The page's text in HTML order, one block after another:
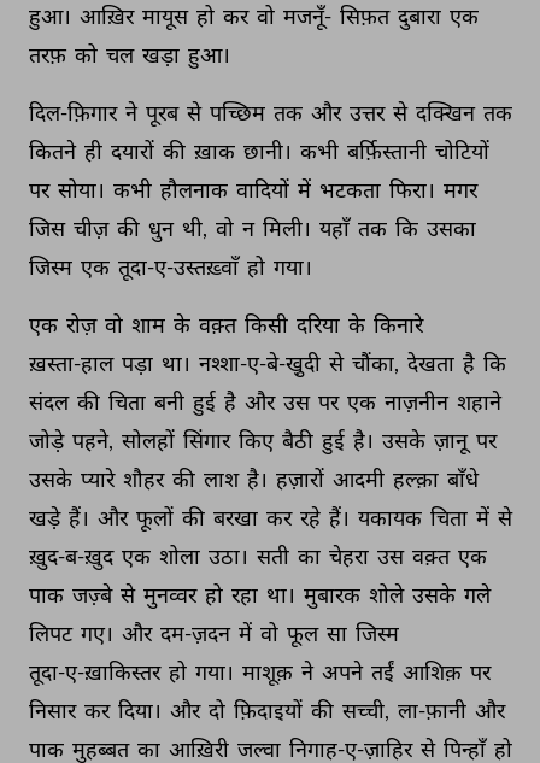
हुआ। आख़िर मायूस हो कर वो मजनूँ- सिफ़त दुबारा एक
तरफ़ को चल खड़ा हुआ।
दिल-फ़िगार ने पूरब से पच्छिम तक और उत्तर से दक्खिन तक
कितने ही दयारों की ख़ाक छानी। कभी बर्फ़िस्तानी चोटियों
पर सोया। कभी हौलनाक वादियों में भटकता फिरा। मगर
जिस चीज़ की धुन थी, वो न मिली। यहाँ तक कि उसका
जिस्म एक तूदा-ए-उस्तख़्वाँ हो गया।
एक रोज़ वो शाम के वक़्त किसी दरिया के किनारे
ख़स्ता-हाल पड़ा था। नश्शा-ए-बे-खु़दी से चौंका, देखता है कि
संदल की चिता बनी हुई है और उस पर एक नाज़नीन शहाने
जोड़े पहने, सोलहों सिंगार किए बैठी हुई है। उसके ज़ानू पर
उसके प्यारे शौहर की लाश है। हज़ारों आदमी हल्क़ा बाँधे
खड़े हैं। और फूलों की बरखा कर रहे हैं। यकायक चिता में से
ख़ुद-ब-ख़ुद एक शोला उठा। सती का चेहरा उस वक़्त एक
पाक जज़्बे से मुनव्वर हो रहा था। मुबारक शोले उसके गले
लिपट गए। और दम-ज़दन में वो फूल सा जिस्म
तूदा-ए-ख़ाकिस्तर हो गया। माशूक़ ने अपने तईं आशिक़ पर
निसार कर दिया। और दो फ़िदाइयों की सच्ची, ला-फ़ानी और
पाक मुहब्बत का आख़िरी जल्वा निगाह-ए-ज़ाहिर से पिन्हाँ हो